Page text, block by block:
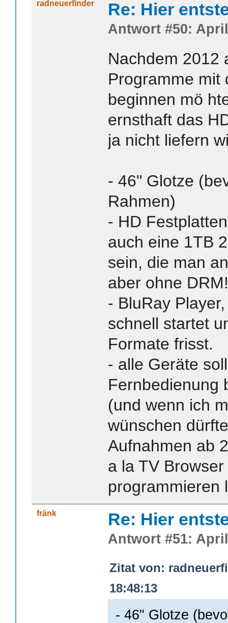
radneuerfinder Re: Hier
Antwort #50:
Nachdem 2012
Programme mit
beginnen mö
ernsthaft das
ja nicht liefern
- 46" Glotze
Rahmen)
- HD
auch eine 1TB
sein, die man
aber ohne DRM!
- BluRay
schnell startet
Formate frisst.
- alle Geräte
Fernbedienung
(und wenn ich
wünschen
Aufnahmen ab
a la TV
programmieren
fränk Re: Hier
Antwort #51:
Zitat von:
18:48:13
- 46" Glotze